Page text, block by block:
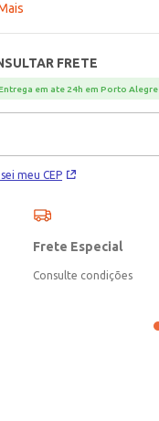
moderno ao visual,
produções casuais e
Meia
FRETE
em ate 24h em Porto
meu CEP
Frete Especial
Consulte condições